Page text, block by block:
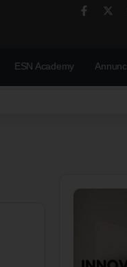
ESN Academy